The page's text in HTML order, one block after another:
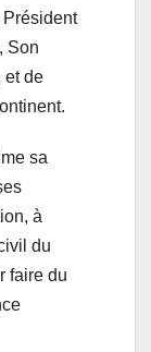
Président
Son
et de
sa
à
du
faire du